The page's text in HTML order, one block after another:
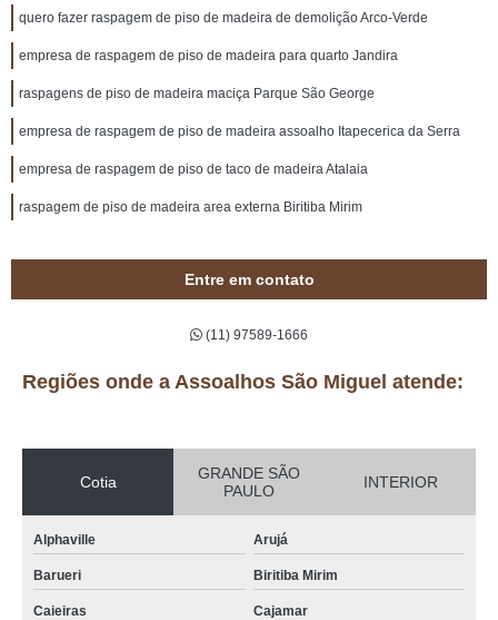
quero fazer raspagem de piso de madeira de demolição Arco-Verde
empresa de raspagem de piso de madeira para quarto Jandira
raspagens de piso de madeira maciça Parque São George
empresa de raspagem de piso de madeira assoalho Itapecerica da Serra
empresa de raspagem de piso de taco de madeira Atalaia
raspagem de piso de madeira area externa Biritiba Mirim
Entre em contato
(11) 97589-1666
Regiões onde a Assoalhos São Miguel atende:
Cotia
GRANDE SÃO
PAULO
INTERIOR
Alphaville Arujá
Barueri Biritiba Mirim
Caieiras Cajamar